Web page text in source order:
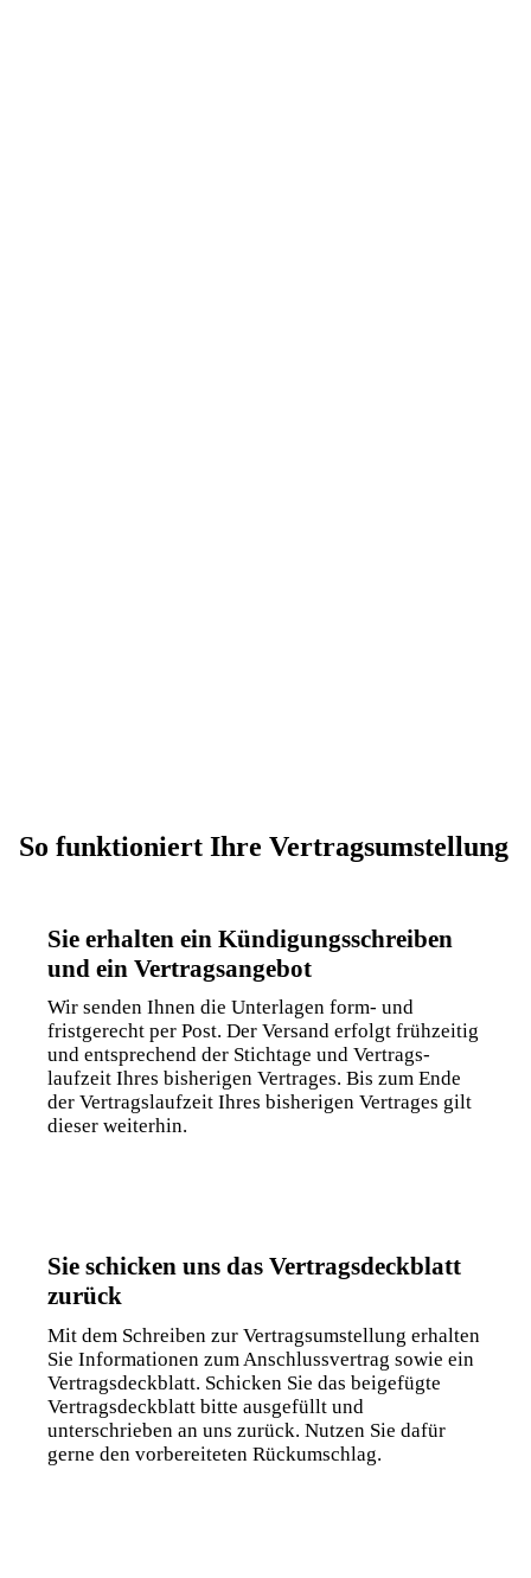
So funktioniert Ihre Vertragsumstellung
Sie erhalten ein Kündigungs­schreiben
und ein Vertrags­angebot
Wir senden Ihnen die Unterlagen form- und
fristgerecht per Post. Der Versand erfolgt frühzeitig
und entsprechend der Stichtage und Vertrags­
laufzeit Ihres bisherigen Vertrages. Bis zum Ende
der Vertrags­laufzeit Ihres bisherigen Vertrages gilt
dieser weiterhin.
Sie schicken uns das Vertrags­deckblatt
zurück
Mit dem Schreiben zur Vertrags­umstellung erhalten
Sie Informationen zum Anschluss­vertrag sowie ein
Vertrags­deckblatt. Schicken Sie das beigefügte
Vertrags­deckblatt bitte ausgefüllt und
unterschrieben an uns zurück. Nutzen Sie dafür
gerne den vorbereiteten Rückumschlag.